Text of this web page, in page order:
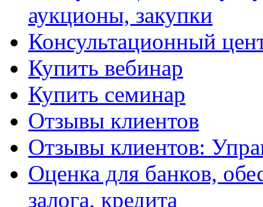
аукционы, закупки
Консультационный
Купить вебинар
Купить семинар
Отзывы клиентов
Отзывы клиентов:
Оценка для банков,
залога, кредита